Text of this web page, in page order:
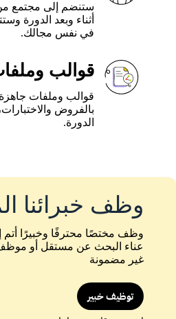
ستنضم إلى مجتمع
أثناء وبعد الدورة
في نفس مجالك.
قوالب
قوالب وملفات
بالفروض
الدورة.
وظف خبرائنا
وظف مختصًا محترفًا وخبيرًا أتم
عناء البحث عن مستقل أو
غير مضمونة
توظيف خبير